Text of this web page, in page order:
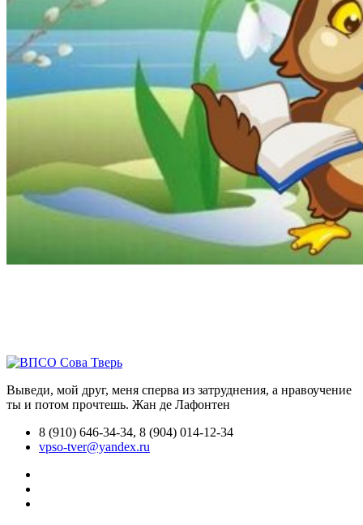
Выведи, мой друг, меня сперва из затруднения, а нравоучение
ты и потом прочтешь. Жан де Лафонтен
8 (910) 646-34-34, 8 (904) 014-12-34
vpso-tver@yandex.ru